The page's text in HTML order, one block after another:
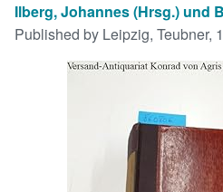
Browse Collections
Ilberg, Johannes (Hrsg.) und
Published by Leipzig, Teubner,